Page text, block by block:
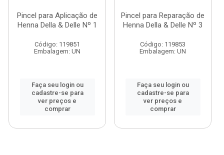
Pincel para Aplicação de
Henna Della & Delle Nº 1
Código: 119851
Embalagem: UN
Faça seu login ou
cadastre-se para
ver preços e
comprar
Pincel para Reparação de
Henna Della & Delle Nº 3
Código: 119853
Embalagem: UN
Faça seu login ou
cadastre-se para
ver preços e
comprar